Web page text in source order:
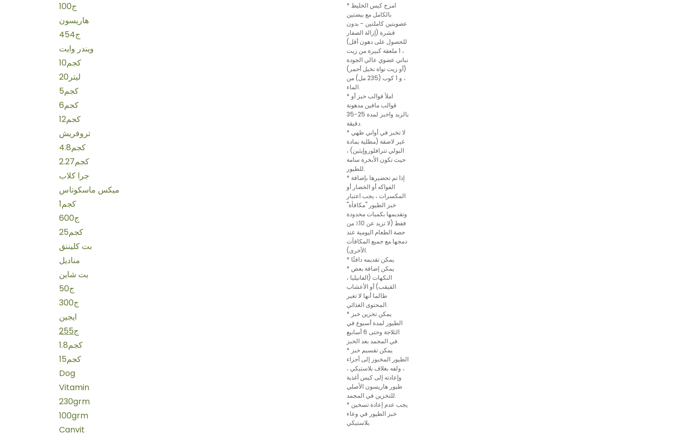
100ج
هاريسون
454ج
ويندر وايت
10كجم
20ليتر
5كجم
6كجم
12كجم
تروفريش
4.8كجم
2.27كجم
جرا كلاب
ميكس ماسكوتاس
1كجم
600ج
25كجم
بت كليننق
مناديل
بت شاين
50ج
300ج
ايجين
255ج
1.8كجم
15كجم
Dog
Vitamin
230grm
100grm
Canvit
* امزج كيس الخليط
بالكامل مع بيضتين
عضويتين كاملتين - بدون
قشرة (إزالة الصفار
للحصول على دهون أقل)
، 1 ملعقة كبيرة من زيت
نباتي عضوي عالي الجودة
(أو زيت نواة نخيل أحمر)
، و 1 كوب (235 مل) من
الماء.
* املأ قوالب خبز أو
قوالب مافين مدهونة
بالزبد واخبز لمدة 25-35
دقيقة.
* لا تخبز في أواني طهي
غير لاصقة (مطلية بمادة
البولي تترافلوروإيثين) ،
حيث تكون الأبخرة سامة
للطيور.
* إذا تم تحضيرها بإضافة
الفواكه أو الخضار أو
المكسرات ، يجب اعتبار
خبز الطيور "مكافأة"
وتقديمها بكميات محدودة
فقط (لا تزيد عن 10٪ من
حصة الطعام اليومية عند
دمجها مع جميع المكافآت
الأخرى).
* يمكن تقديمه دافئًا.
* يمكن إضافة بعض
النكهات (الفانيليا ،
القيقب) أو الأعشاب
طالما أنها لا تغير
المحتوى الغذائي.
* يمكن تخزين خبز
الطيور لمدة أسبوع في
الثلاجة وحتى 6 أسابيع
في المجمد بعد الخبز.
* يمكن تقسيم خبز
الطيور المخبوز إلى أجزاء
، ولفه بغلاف بلاستيكي ،
وإعادته إلى كيس أغذية
طيور هاريسون الأصلي
للتخزين في المجمد.
* يجب عدم إعادة تسخين
خبز الطيور في وعاء
بلاستيكي.